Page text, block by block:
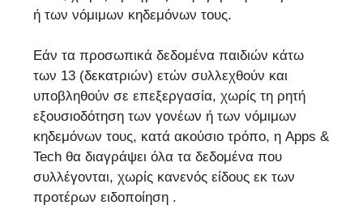
ή των νόμιμων κηδεμόνων τους.
Εάν τα προσωπικά δεδομένα παιδιών κάτω
των 13 (δεκατριών) ετών συλλεχθούν και
υποβληθούν σε επεξεργασία, χωρίς τη ρητή
εξουσιοδότηση των γονέων ή των νόμιμων
κηδεμόνων τους, κατά ακούσιο τρόπο, η Apps &
Tech θα διαγράψει όλα τα δεδομένα που
συλλέγονται, χωρίς κανενός είδους εκ των
προτέρων ειδοποίηση .